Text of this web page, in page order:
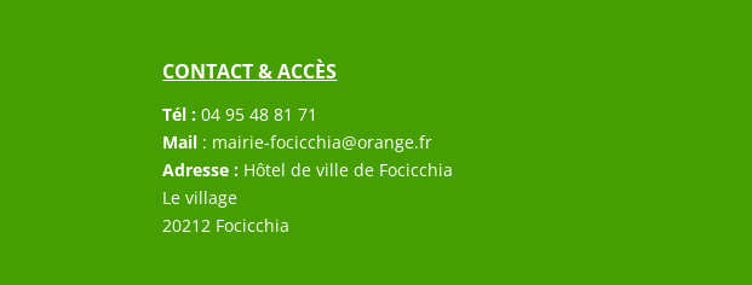
CONTACT & ACCÈS
Tél : 04 95 48 81 71
Mail : mairie-focicchia@orange.fr
Adresse : Hôtel de ville de Focicchia
Le village
20212 Focicchia